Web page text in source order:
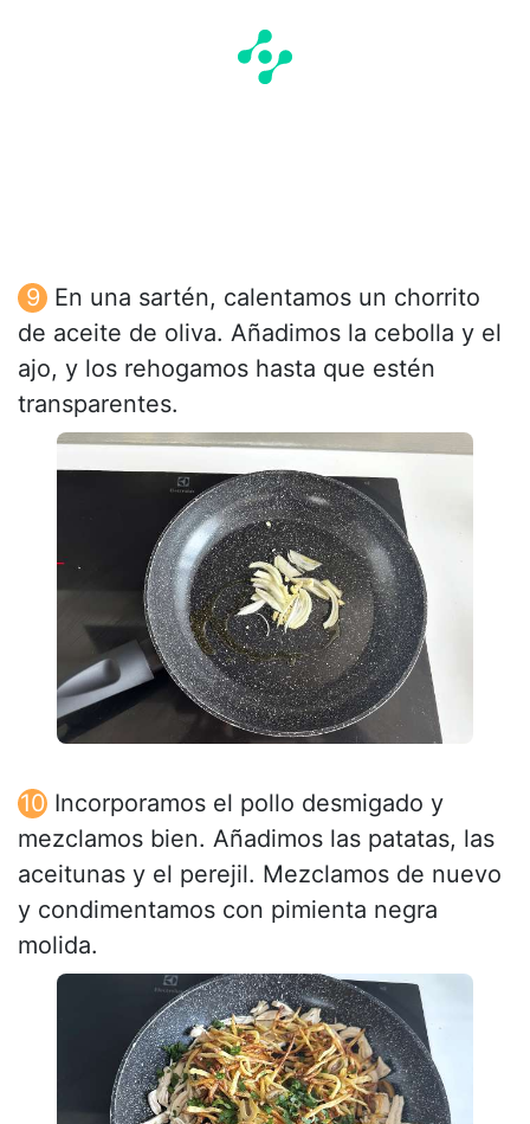
En una sartén, calentamos un chorrito
de aceite de oliva. Añadimos la cebolla y el
ajo, y los rehogamos hasta que estén
transparentes.
Incorporamos el pollo desmigado y
mezclamos bien. Añadimos las patatas, las
aceitunas y el perejil. Mezclamos de nuevo
y condimentamos con pimienta negra
molida.